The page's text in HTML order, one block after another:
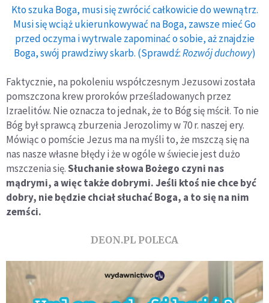
Kto szuka Boga, musi się zwrócić całkowicie do wewnątrz.
Musi się wciąż ukierunkowywać na Boga, zawsze mieć Go
przed oczyma i wytrwale zapominać o sobie, aż znajdzie
Boga, swój prawdziwy skarb. (Sprawdź:Rozwój duchowy)
Faktycznie, na pokoleniu współczesnym Jezusowi została
pomszczona krew proroków prześladowanych przez
Izraelitów. Nie oznacza to jednak, że to Bóg się mścił. To nie
Bóg był sprawcą zburzenia Jerozolimy w 70 r. naszej ery.
Mówiąc o pomście Jezus ma na myśli to, że mszczą się na
nas nasze własne błędy i że w ogóle w świecie jest dużo
mszczenia się.Słuchanie słowa Bożego czyni nas
mądrymi, a więc także dobrymi. Jeśli ktoś nie chce być
dobry, nie będzie chciał słuchać Boga, a to się na nim
zemści.
DEON.PL POLECA